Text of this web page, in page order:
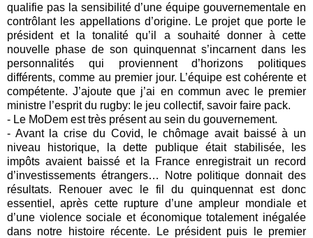
qualifie pas la sensibilité d’une équipe gouvernementale en
contrôlant les appellations d’origine. Le projet que porte le
président et la tonalité qu’il a souhaité donner à cette
nouvelle phase de son quinquennat s’incarnent dans les
personnalités qui proviennent d’horizons politiques
différents, comme au premier jour. L’équipe est cohérente et
compétente. J’ajoute que j’ai en commun avec le premier
ministre l’esprit du rugby: le jeu collectif, savoir faire pack.
- Le MoDem est très présent au sein du gouvernement.
- Avant la crise du Covid, le chômage avait baissé à un
niveau historique, la dette publique était stabilisée, les
impôts avaient baissé et la France enregistrait un record
d’investissements étrangers… Notre politique donnait des
résultats. Renouer avec le fil du quinquennat est donc
essentiel, après cette rupture d’une ampleur mondiale et
d’une violence sociale et économique totalement inégalée
dans notre histoire récente. Le président puis le premier